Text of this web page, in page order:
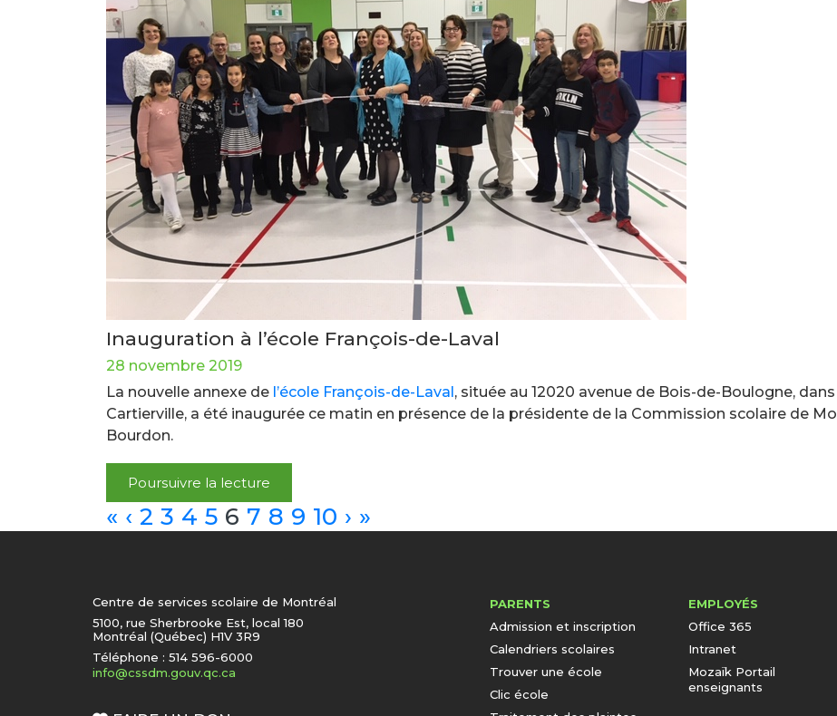
Inauguration à l’école François-de-Laval
28 novembre 2019
La nouvelle annexe de l’école François-de-Laval, située au 12020 avenue de Bois-de-Boulogne,
Cartierville, a été inaugurée ce matin en présence de la présidente de la Commission scolaire de
Bourdon.
Poursuivre la lecture
« ‹ 2 3 4 5 6 7 8 9 10 › »
Centre de services scolaire de Montréal
5100, rue Sherbrooke Est, local 180
Montréal (Québec) H1V 3R9
Téléphone : 514 596-6000
info@cssdm.gouv.qc.ca
PARENTS
Admission et inscription
Calendriers scolaires
Trouver une école
Clic école
EMPLOYÉS
Office 365
Intranet
Mozaïk Portail
enseignants